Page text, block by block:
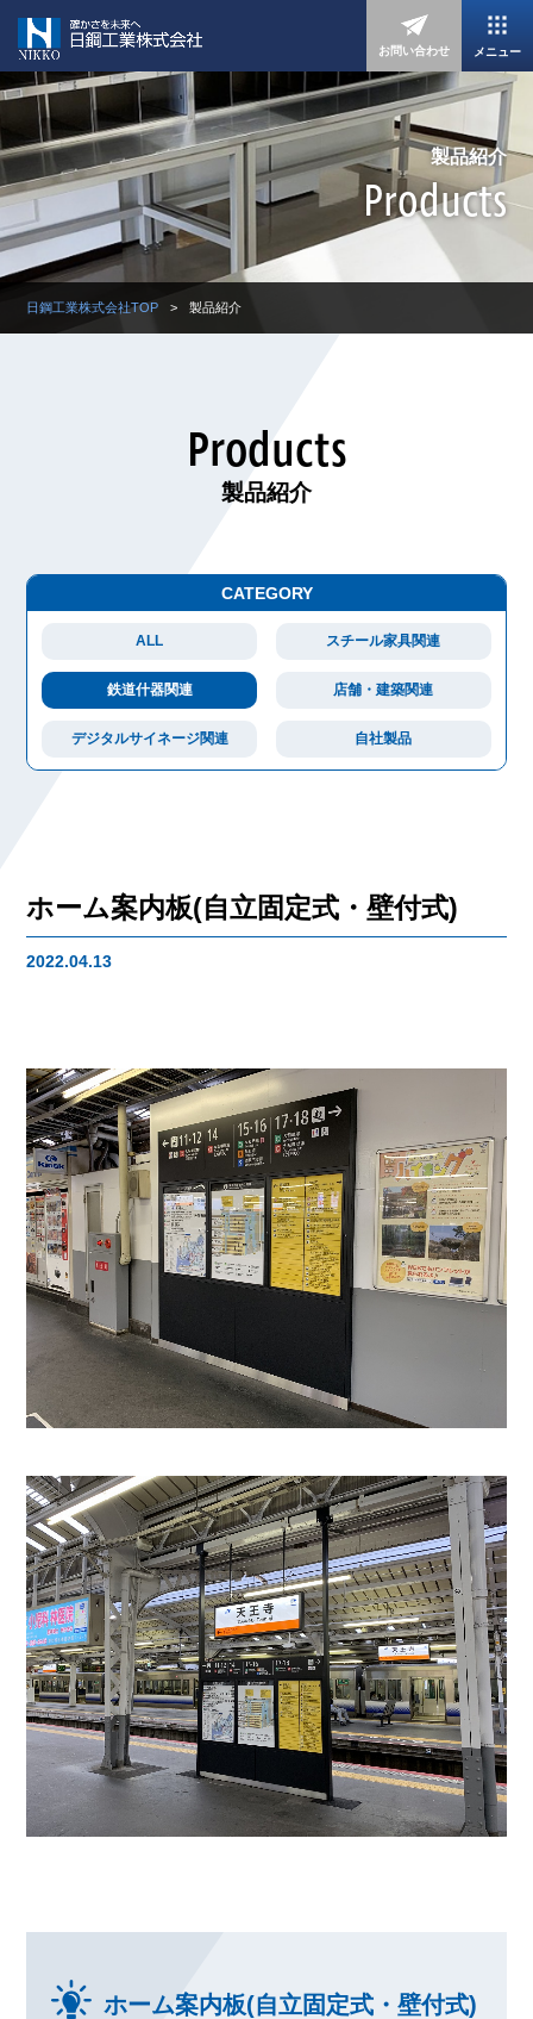
お問い合わせ メニュー
製品紹介
Products
日鋼工業株式会社TOP 製品紹介
Products
製品紹介
CATEGORY
ALL スチール家具関連
鉄道什器関連 店舗・建築関連
デジタルサイネージ関連 自社製品
ホーム案内板(自立固定式・壁付式)
2022.04.13
ホーム案内板(自立固定式・壁付式)